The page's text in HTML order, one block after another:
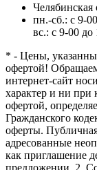
Челябинская
пн.-сб.: с 9-
вс.: с 9-00 до
* - Цены,
офертой!
интернет-сайт
характер и ни при
офертой,
Гражданского
оферты.
адресованные
как приглашение
предложении. 2.